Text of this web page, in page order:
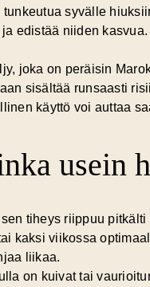
tunkeutua syvälle
edistää niiden kasvua.
joka on peräisin
sisältää runsaasti
käyttö voi auttaa
usein
tiheys riippuu
kaksi viikossa
liikaa.
on kuivat tai